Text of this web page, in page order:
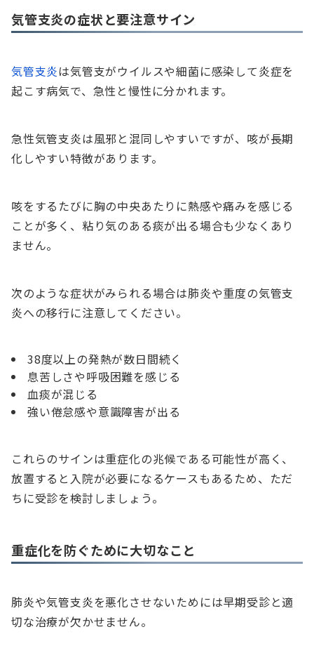
気管支炎の症状と要注意サイン
気管支炎は気管支がウイルスや細菌に感染して炎症を
起こす病気で、急性と慢性に分かれます。
急性気管支炎は風邪と混同しやすいですが、咳が長期
化しやすい特徴があります。
咳をするたびに胸の中央あたりに熱感や痛みを感じる
ことが多く、粘り気のある痰が出る場合も少なくあり
ません。
次のような症状がみられる場合は肺炎や重度の気管支
炎への移行に注意してください。
38度以上の発熱が数日間続く
息苦しさや呼吸困難を感じる
血痰が混じる
強い倦怠感や意識障害が出る
これらのサインは重症化の兆候である可能性が高く、
放置すると入院が必要になるケースもあるため、ただ
ちに受診を検討しましょう。
重症化を防ぐために大切なこと
肺炎や気管支炎を悪化させないためには早期受診と適
切な治療が欠かせません。